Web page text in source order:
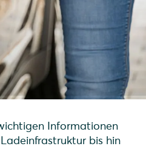
Informationen
bis hin